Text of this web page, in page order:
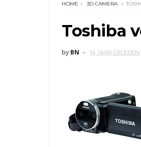
HOME 3D CAMERA
Toshiba
by BN 14 JAAR GELEDEN